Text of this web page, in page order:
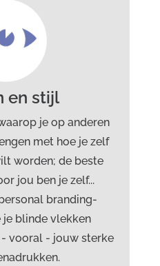
en stijl
je op anderen
met hoe je zelf
worden; de beste
jou ben je zelf...
branding-
blinde vlekken
vooral - jouw sterke
Ewijk
(‘flirtcoach’),
auteur
Karman
ceo support
Kuipers
coach